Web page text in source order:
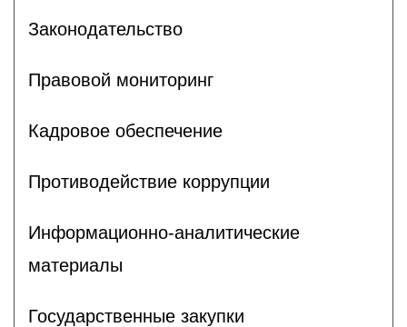
Законодательство
Правовой мониторинг
Кадровое обеспечение
Противодействие коррупции
Информационно-аналитические
материалы
Государственные закупки